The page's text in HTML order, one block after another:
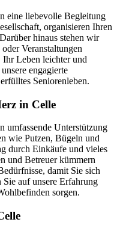
eine liebevolle Begleitung
organisieren Ihren
hinaus stehen wir
Veranstaltungen
Ihr Leben leichter und
engagierte
Seniorenleben.
in Celle
umfassende Unterstützung
wie Putzen, Bügeln und
durch Einkäufe und vieles
und Betreuer kümmern
damit Sie sich
auf unsere Erfahrung
sorgen.